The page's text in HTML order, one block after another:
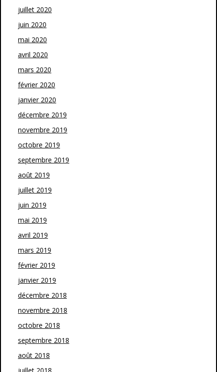
juillet 2020
juin 2020
mai 2020
avril 2020
mars 2020
février 2020
janvier 2020
décembre 2019
novembre 2019
octobre 2019
septembre 2019
août 2019
juillet 2019
juin 2019
mai 2019
avril 2019
mars 2019
février 2019
janvier 2019
décembre 2018
novembre 2018
octobre 2018
septembre 2018
août 2018